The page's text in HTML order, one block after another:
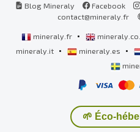
Blog Mineraly
Facebook
contact@mineraly.fr
mineraly.fr •
mineraly.it • mineraly.es •
🌱 Éco-